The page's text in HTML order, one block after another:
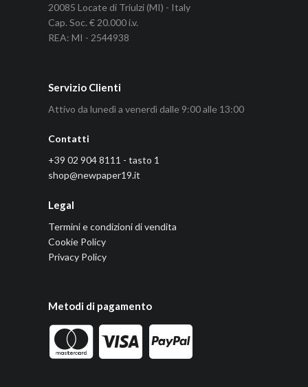
20085 Locate di Triulzi (MI) - Italy
Cap. Soc. € 20.000 i.v.
REA: MI - 2544938
Servizio Clienti
Attivo da lunedì a venerdì dalle 9:00 alle 13:00
Contatti
+39 02 904 8111 - tasto 1
shop@newpaper19.it
Legal
Termini e condizioni di vendita
Cookie Policy
Privacy Policy
Metodi di pagamento